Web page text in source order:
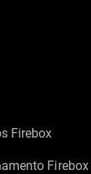
Firebox
Firebox